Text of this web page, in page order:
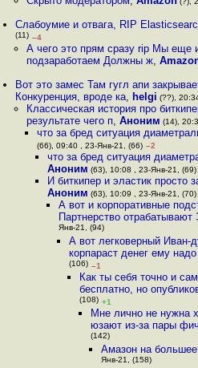
Слабоумие и отвага, RIP
(11) –4
А чего это прям сразу rip Мы еще
подзаработаем Должны ж,
Вот это замес Там гугл апи
Конкуренция, вроде ка, helgi (??),
Классическая история про
результате чего п, Аноним (14),
что за бред ситуация
(66), 09:40 , 23-Янв-21, (66) –2
что за бред ситуация
Аноним (63), 10:08 , 23-Янв-21, (69)
И биткипер и эластик просто
Аноним (63), 10:09 , 23-Янв-21, (70)
А вот и корпоративные
Партнерство отрабатывают
Янв-21, (94)
А вот легковерный Иван-
корпараст денег ему надо
(106) –1
Как ты себя точно и
бесплатно, но
(108) +1
Мне лично не нужна
юзают из-за пары фич
(142)
Амазон на большее
Янв-21, (158)